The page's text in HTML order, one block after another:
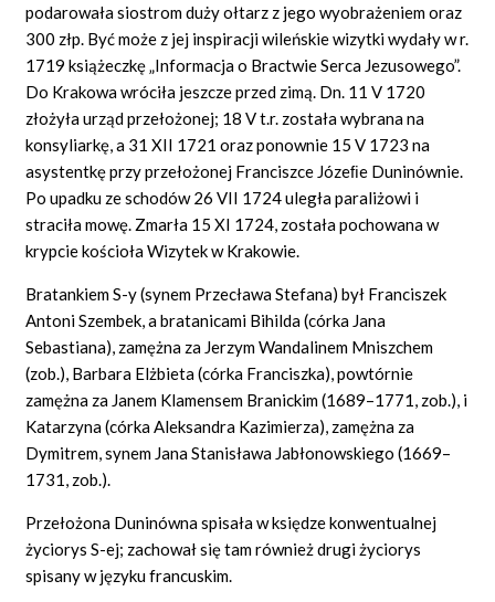
podarowała siostrom duży ołtarz z jego wyobrażeniem oraz
300 złp. Być może z jej inspiracji wileńskie wizytki wydały w r.
1719 książeczkę „Informacja o Bractwie Serca Jezusowego”.
Do Krakowa wróciła jeszcze przed zimą. Dn. 11 V 1720
złożyła urząd przełożonej; 18 V t.r. została wybrana na
konsyliarkę, a 31 XII 1721 oraz ponownie 15 V 1723 na
asystentkę przy przełożonej Franciszce Józeﬁe Duninównie.
Po upadku ze schodów 26 VII 1724 uległa paraliżowi i
straciła mowę. Zmarła 15 XI 1724, została pochowana w
krypcie kościoła Wizytek w Krakowie.
Bratankiem S-y (synem Przecława Stefana) był Franciszek
Antoni Szembek, a bratanicami Bihilda (córka Jana
Sebastiana), zamężna za Jerzym Wandalinem Mniszchem
(zob.), Barbara Elżbieta (córka Franciszka), powtórnie
zamężna za Janem Klamensem Branickim (1689–1771, zob.), i
Katarzyna (córka Aleksandra Kazimierza), zamężna za
Dymitrem, synem Jana Stanisława Jabłonowskiego (1669–
1731, zob.).
Przełożona Duninówna spisała w księdze konwentualnej
życiorys S-ej; zachował się tam również drugi życiorys
spisany w języku francuskim.